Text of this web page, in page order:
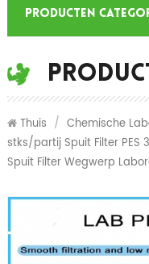
Producten
Thuis / Chemische
stks/partij Spuit Filter PES
Spuit Filter Wegwerp